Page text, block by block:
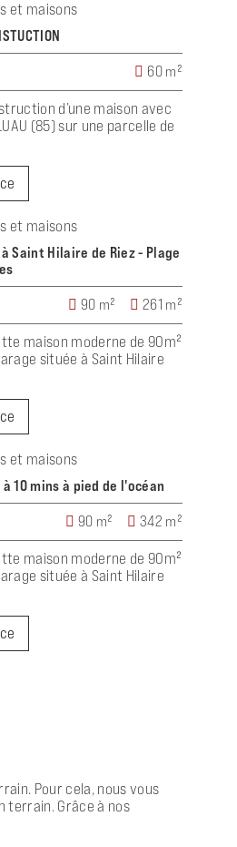
60 m²
d’une maison avec
(85) sur une parcelle de
Saint Hilaire de Riez - Plage
90 m² 261 m²
maison moderne de 90m²
située à Saint Hilaire
10 mins à pied de l'océan
90 m² 342 m²
maison moderne de 90m²
située à Saint Hilaire
Pour cela, nous vous
terrain. Grâce à nos